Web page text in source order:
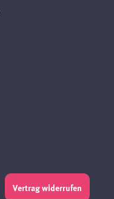
Vertrag widerrufen